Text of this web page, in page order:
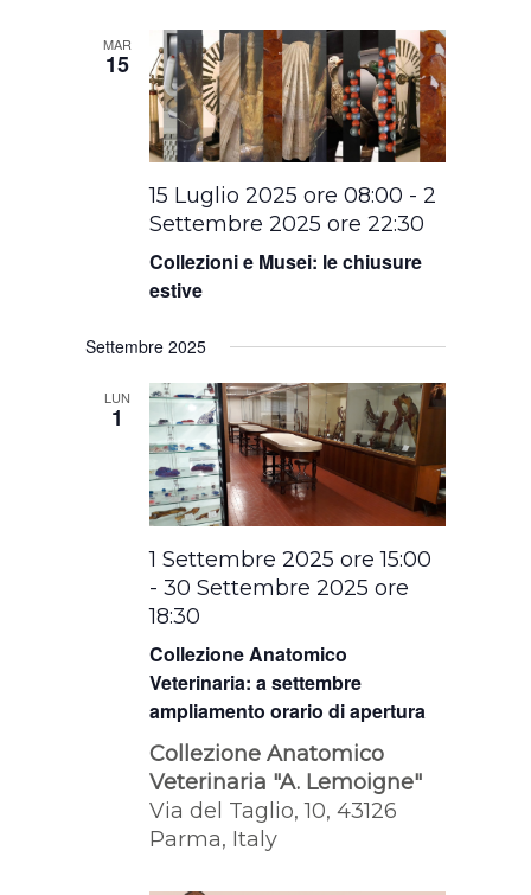
MAR
15
Collezioni e Musei: le chiusure
estive
15 Luglio 2025 ore 08:00 -2
Settembre 2025 ore 22:30
Settembre 2025
LUN
1
Collezione Anatomico
Veterinaria: a settembre
ampliamento orario di apertura
1 Settembre 2025 ore 15:00
-30 Settembre 2025 ore
18:30
Collezione Anatomico
Veterinaria "A. Lemoigne"
Via del Taglio, 10, 43126
Parma, Italy